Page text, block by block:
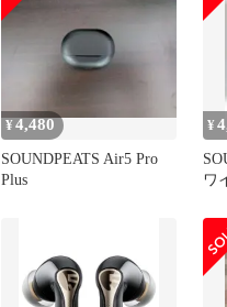
¥4,480
SOUNDPEATS Air5 Pro
Plus
¥
ワ